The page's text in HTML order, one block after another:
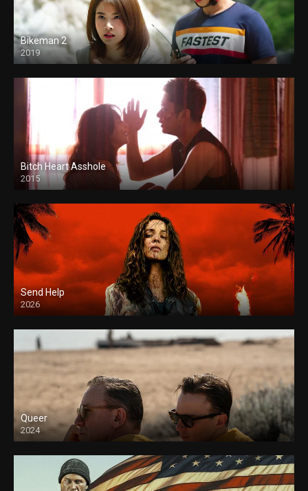
Bikeman 2
2019
Bitch Heart Asshole
2015
Send Help
2026
Queer
2024